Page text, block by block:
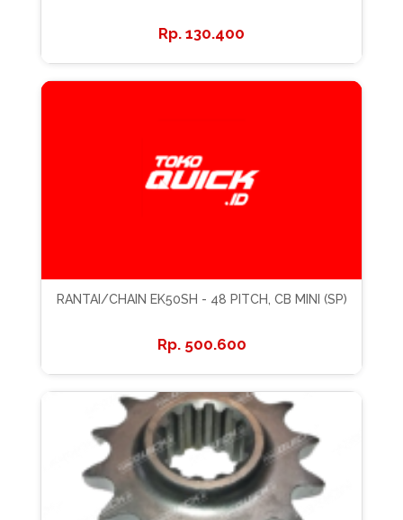
130.400
RANTAI/CHAIN EK50SH - 48 PITCH, CB MINI (SP)
500.600